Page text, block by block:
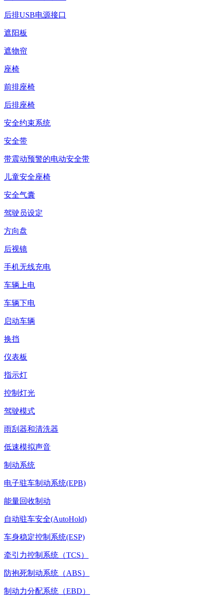
后排USB电源接口
遮阳板
遮物帘
座椅
前排座椅
后排座椅
安全约束系统
安全带
带震动预警的电动安全带
儿童安全座椅
安全气囊
驾驶员设定
方向盘
后视镜
手机无线充电
车辆上电
车辆下电
启动车辆
换挡
仪表板
指示灯
控制灯光
驾驶模式
雨刮器和清洗器
低速模拟声音
制动系统
电子驻车制动系统(EPB)
能量回收制动
自动驻车安全(AutoHold)
车身稳定控制系统(ESP)
牵引力控制系统（TCS）
防抱死制动系统（ABS）
制动力分配系统（EBD）